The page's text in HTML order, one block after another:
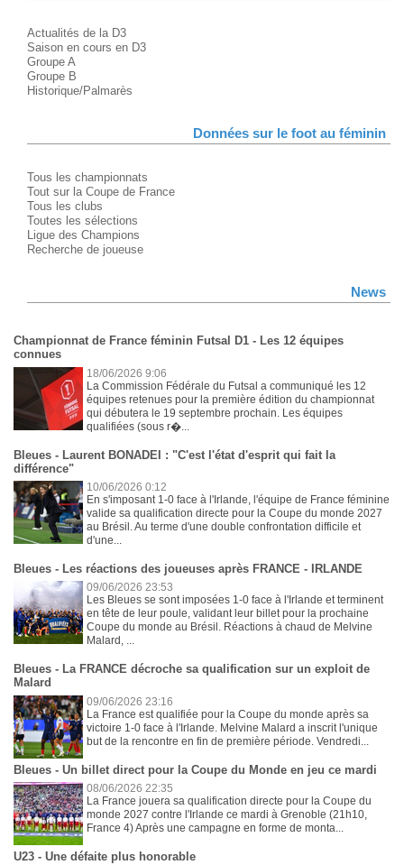
Actualités de la D3
Saison en cours en D3
Groupe A
Groupe B
Historique/Palmarès
Données sur le foot au féminin
Tous les championnats
Tout sur la Coupe de France
Tous les clubs
Toutes les sélections
Ligue des Champions
Recherche de joueuse
News
Championnat de France féminin Futsal D1 - Les 12 équipes
connues
18/06/2026 9:06
La Commission Fédérale du Futsal a communiqué les 12
équipes retenues pour la première édition du championnat
qui débutera le 19 septembre prochain. Les équipes
qualifiées (sous r�...
Bleues - Laurent BONADEI : "C'est l'état d'esprit qui fait la
différence"
10/06/2026 0:12
En s'imposant 1-0 face à l'Irlande, l'équipe de France féminine
valide sa qualification directe pour la Coupe du monde 2027
au Brésil. Au terme d'une double confrontation difficile et
d'une...
Bleues - Les réactions des joueuses après FRANCE - IRLANDE
09/06/2026 23:53
Les Bleues se sont imposées 1-0 face à l'Irlande et terminent
en tête de leur poule, validant leur billet pour la prochaine
Coupe du monde au Brésil. Réactions à chaud de Melvine
Malard, ...
Bleues - La FRANCE décroche sa qualification sur un exploit de
Malard
09/06/2026 23:16
La France est qualifiée pour la Coupe du monde après sa
victoire 1-0 face à l'Irlande. Melvine Malard a inscrit l'unique
but de la rencontre en fin de première période. Vendredi...
Bleues - Un billet direct pour la Coupe du Monde en jeu ce mardi
08/06/2026 22:35
La France jouera sa qualification directe pour la Coupe du
monde 2027 contre l'Irlande ce mardi à Grenoble (21h10,
France 4) Après une campagne en forme de monta...
U23 - Une défaite plus honorable